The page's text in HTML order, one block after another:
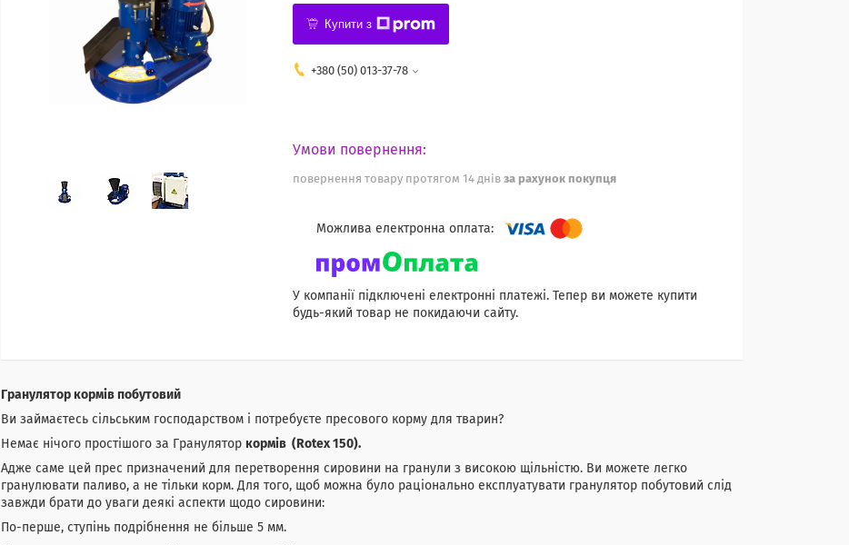
Купити з
+380 (50) 013-37-78
повернення товару протягом 14 днів за рахунок покупця
У компанії підключені електронні платежі. Тепер ви можете купити
будь-який товар не покидаючи сайту.
Гранулятор кормів побутовий
Ви займаєтесь сільським господарством і потребуєте пресового корму для тварин?
Немає нічого простішого за Гранулятор кормів (Rotex 150).
Адже саме цей прес призначений для перетворення сировини на гранули з високою щільністю. Ви можете легко
гранулювати паливо, а не тільки корм. Для того, щоб можна було раціонально експлуатувати гранулятор побутовий слід
завжди брати до уваги деякі аспекти щодо сировини:
По-перше, ступінь подрібнення не більше 5 мм.